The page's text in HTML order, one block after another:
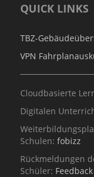
QUICK LINKS
TBZ-
VPN
Cloudbasierte
Digitalen
Schulen: fobizz
Rückmeldungen
Schüler: